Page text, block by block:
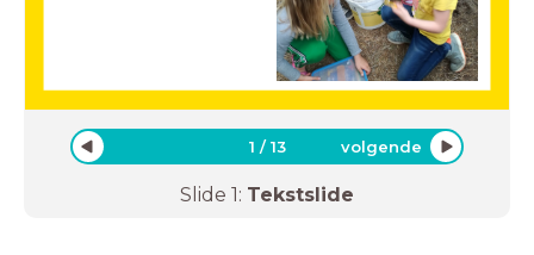
1 /13 volgende
Slide 1: Tekstslide